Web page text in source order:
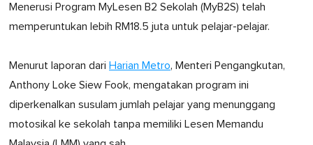
Menerusi Program MyLesen B2 Sekolah (MyB2S) telah
memperuntukan lebih RM18.5 juta untuk pelajar-pelajar.
Menurut laporan dari Harian Metro, Menteri Pengangkutan,
Anthony Loke Siew Fook, mengatakan program ini
diperkenalkan susulam jumlah pelajar yang menunggang
motosikal ke sekolah tanpa memiliki Lesen Memandu